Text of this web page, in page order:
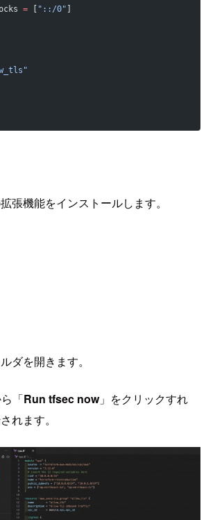
= [ "::/0"
張機能をインストールします。
ダを開きます。
「Run tfsec now」をクリックすれ
れます。